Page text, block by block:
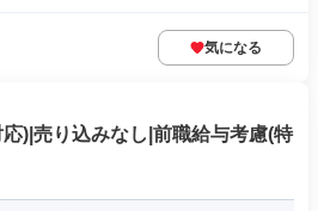
気になる
)|売り込みなし|前職給与考慮(特